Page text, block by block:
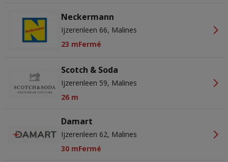
Neckermann
Ijzerenleen 66, Malines
23 mFermé
Scotch & Soda
Ijzerenleen 59, Malines
26 m
Damart
Ijzerenleen 62, Malines
30 mFermé